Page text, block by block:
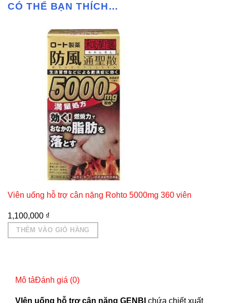
CÓ THỂ BẠN THÍCH…
Viên uống hỗ trợ cân nặng Rohto 5000mg 360 viên
1,100,000 ₫
THÊM VÀO GIỎ HÀNG
Mô tảĐánh giá (0)
VIên uống hỗ trợ cân nặng GENBI chứa chiết xuất